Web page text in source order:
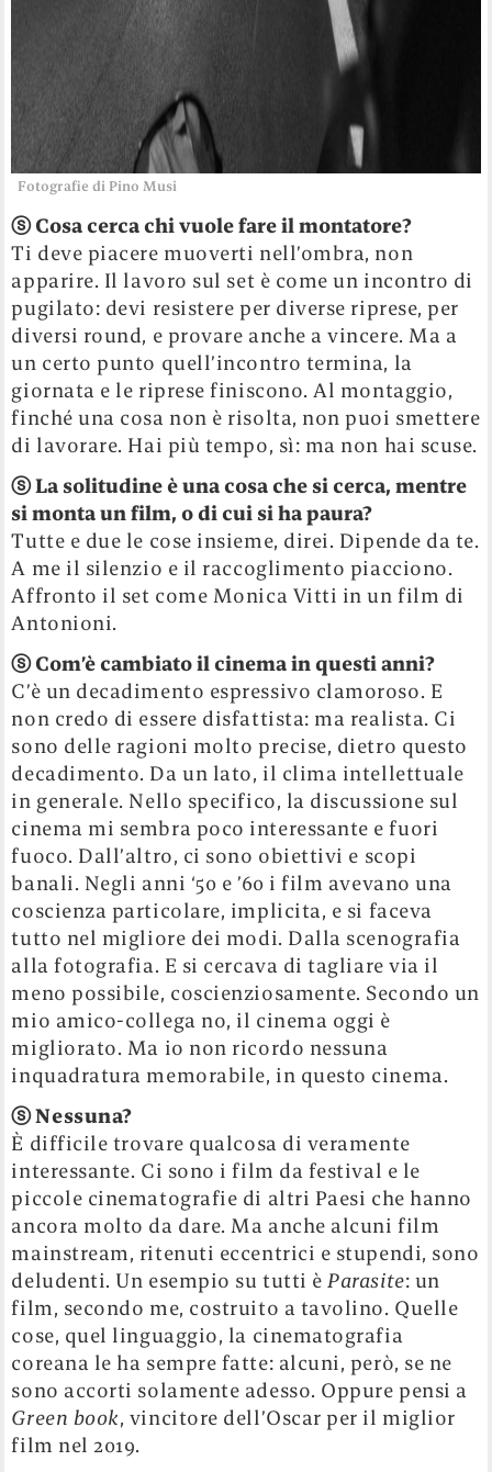
Fotografie di Pino Musi
ⓢCosa cerca chi vuole fare il montatore?
Ti deve piacere muoverti nell’ombra, non
apparire. Il lavoro sul set è come un incontro di
pugilato: devi resistere per diverse riprese, per
diversi round, e provare anche a vincere. Ma a
un certo punto quell’incontro termina, la
giornata e le riprese finiscono. Al montaggio,
finché una cosa non è risolta, non puoi smettere
di lavorare. Hai più tempo, sì: ma non hai scuse.
ⓢLa solitudine è una cosa che si cerca, mentre
si monta un film, o di cui si ha paura?
Tutte e due le cose insieme, direi. Dipende da te.
A me il silenzio e il raccoglimento piacciono.
Affronto il set come Monica Vitti in un film di
Antonioni.
ⓢCom’è cambiato il cinema in questi anni?
C’è un decadimento espressivo clamoroso. E
non credo di essere disfattista: ma realista. Ci
sono delle ragioni molto precise, dietro questo
decadimento. Da un lato, il clima intellettuale
in generale. Nello specifico, la discussione sul
cinema mi sembra poco interessante e fuori
fuoco. Dall’altro, ci sono obiettivi e scopi
banali. Negli anni ‘50 e ’60 i film avevano una
coscienza particolare, implicita, e si faceva
tutto nel migliore dei modi. Dalla scenografia
alla fotografia. E si cercava di tagliare via il
meno possibile, coscienziosamente. Secondo un
mio amico-collega no, il cinema oggi è
migliorato. Ma io non ricordo nessuna
inquadratura memorabile, in questo cinema.
ⓢNessuna?
È difficile trovare qualcosa di veramente
interessante. Ci sono i film da festival e le
piccole cinematografie di altri Paesi che hanno
ancora molto da dare. Ma anche alcuni film
mainstream, ritenuti eccentrici e stupendi, sono
deludenti. Un esempio su tutti èParasite: un
film, secondo me, costruito a tavolino. Quelle
cose, quel linguaggio, la cinematografia
coreana le ha sempre fatte: alcuni, però, se ne
sono accorti solamente adesso. Oppure pensi a
Green book, vincitore dell’Oscar per il miglior
film nel 2019.